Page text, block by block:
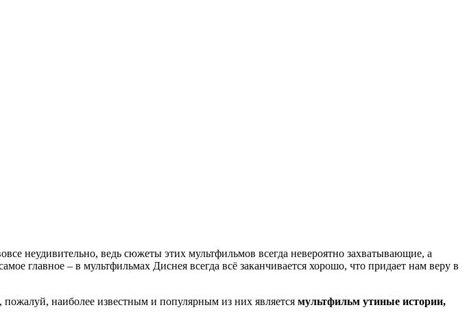
неудивительно, ведь сюжеты этих мультфильмов всегда невероятно захватывающие, а
главное – в мультфильмах Диснея всегда всё заканчивается хорошо, что придает нам веру в
наиболее известным и популярным из них является мультфильм утиные истории,